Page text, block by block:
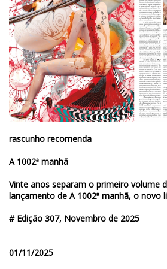
rascunho recomenda
A 1002ª manhã
Vinte anos separam o primeiro volume
lançamento de A 1002ª manhã, o novo
# Edição 307, Novembro de 2025
01/11/2025